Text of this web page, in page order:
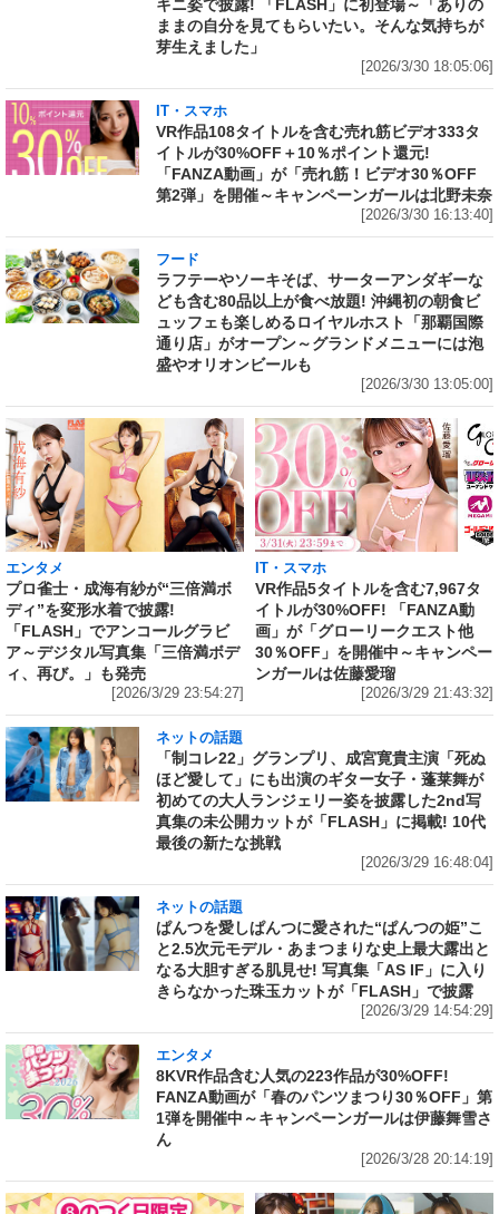
キニ姿で披露! 「FLASH」に初登場～「ありの
ままの自分を見てもらいたい。そんな気持ちが
芽生えました」
[2026/3/30 18:05:06]
IT・スマホ
VR作品108タイトルを含む売れ筋ビデオ333タ
イトルが30%OFF＋10％ポイント還元!
「FANZA動画」が「売れ筋！ビデオ30％OFF
第2弾」を開催～キャンペーンガールは北野未奈
[2026/3/30 16:13:40]
フード
ラフテーやソーキそば、サーターアンダギーな
ども含む80品以上が食べ放題! 沖縄初の朝食ビ
ュッフェも楽しめるロイヤルホスト「那覇国際
通り店」がオープン～グランドメニューには泡
盛やオリオンビールも
[2026/3/30 13:05:00]
エンタメ
プロ雀士・成海有紗が“三倍満ボ
ディ”を変形水着で披露!
「FLASH」でアンコールグラビ
ア～デジタル写真集「三倍満ボデ
ィ、再び。」も発売
[2026/3/29 23:54:27]
IT・スマホ
VR作品5タイトルを含む7,967タ
イトルが30%OFF! 「FANZA動
画」が「グローリークエスト他
30％OFF」を開催中～キャンペー
ンガールは佐藤愛瑠
[2026/3/29 21:43:32]
ネットの話題
「制コレ22」グランプリ、成宮寛貴主演「死ぬ
ほど愛して」にも出演のギター女子・蓬莱舞が
初めての大人ランジェリー姿を披露した2nd写
真集の未公開カットが「FLASH」に掲載! 10代
最後の新たな挑戦
[2026/3/29 16:48:04]
ネットの話題
ぱんつを愛しぱんつに愛された“ぱんつの姫”こ
と2.5次元モデル・あまつまりな史上最大露出と
なる大胆すぎる肌見せ! 写真集「AS IF」に入り
きらなかった珠玉カットが「FLASH」で披露
[2026/3/29 14:54:29]
エンタメ
8KVR作品含む人気の223作品が30%OFF!
FANZA動画が「春のパンツまつり30％OFF」第
1弾を開催中～キャンペーンガールは伊藤舞雪さ
ん
[2026/3/28 20:14:19]